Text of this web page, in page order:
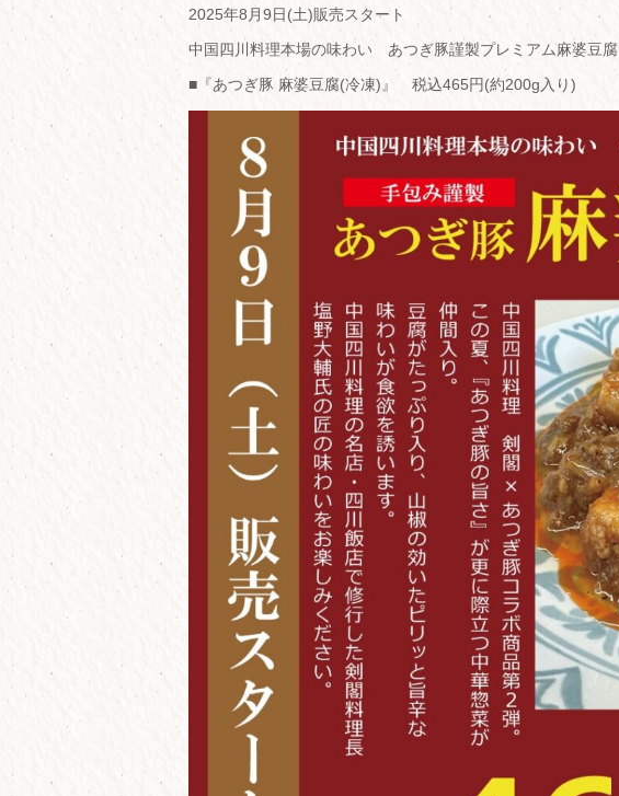
2025年8月9日(土)販売スタート
中国四川料理本場の味わい あつぎ豚謹製プレミアム麻婆豆腐
■『あつぎ豚 麻婆豆腐(冷凍)』 税込465円(約200g入り)